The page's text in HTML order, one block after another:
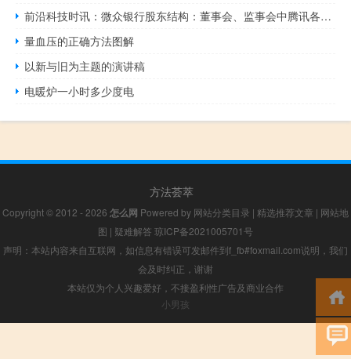
前沿科技时讯：微众银行股东结构：董事会、监事会中腾讯各占1席
量血压的正确方法图解
以新与旧为主题的演讲稿
电暖炉一小时多少度电
方法荟萃
Copyright © 2012 - 2026 怎么网 Powered by 网站分类目录 | 精选推荐文章 | 网站地
图 | 疑难解答 琼ICP备2021005701号
声明：本站内容来自互联网，如信息有错误可发邮件到f_fb#foxmail.com说明，我们
会及时纠正，谢谢
本站仅为个人兴趣爱好，不接盈利性广告及商业合作
小男孩